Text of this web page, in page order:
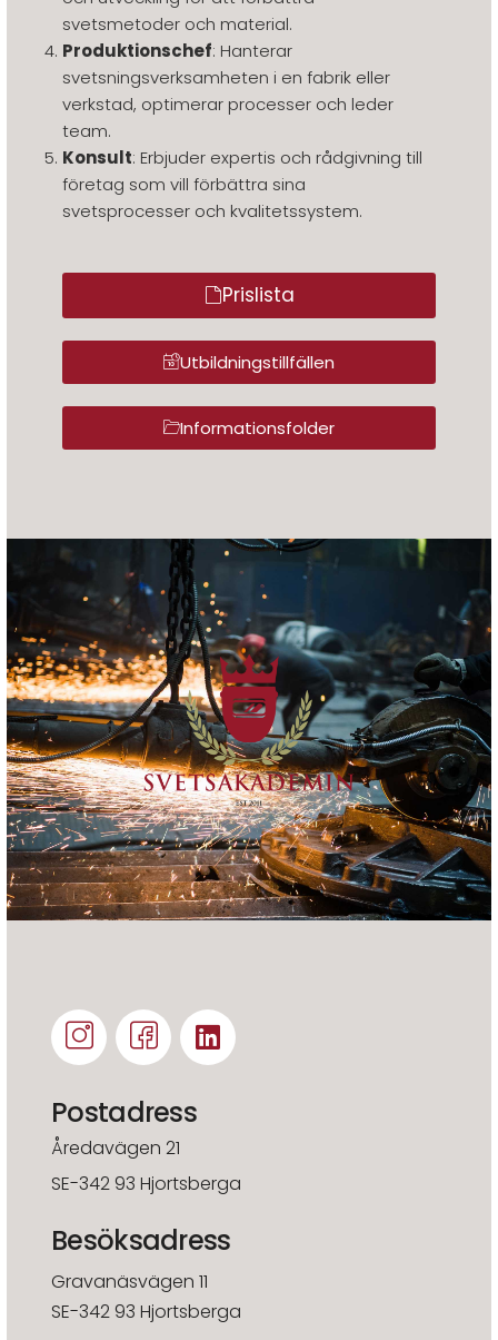
svetsmetoder och material.
Produktionschef: Hanterar
svetsningsverksamheten i en fabrik eller
verkstad, optimerar processer och leder
team.
Konsult: Erbjuder expertis och rådgivning till
företag som vill förbättra sina
svetsprocesser och kvalitetssystem.
Prislista
Utbildningstillfällen
Informationsfolder
Postadress
Åredavägen 21
SE-342 93 Hjortsberga
Besöksadress
Gravanäsvägen 11
SE-342 93 Hjortsberga